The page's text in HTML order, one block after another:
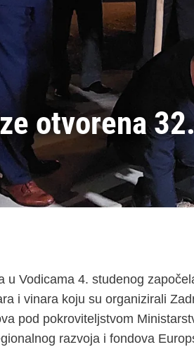
otvorena
Vodicama 4. studenog
i vinara koju su organizirali
pod pokroviteljstvom
razvoja i fondova